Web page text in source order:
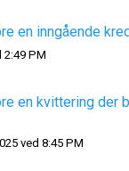
en inngående
2:49 PM
en kvittering der
ved 8:45 PM